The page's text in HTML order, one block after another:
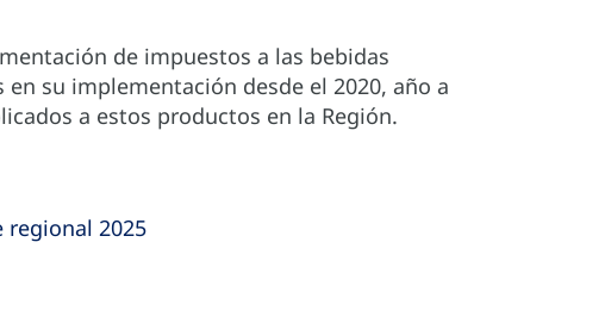
de impuestos a las bebidas
su implementación desde el 2020, año a
a estos productos en la Región.
regional 2025